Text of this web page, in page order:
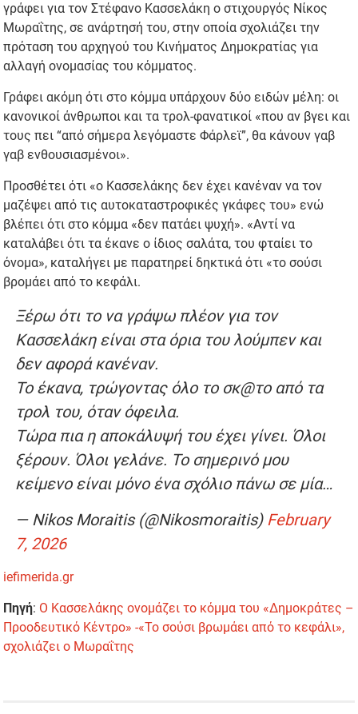
γράφει για τον Στέφανο Κασσελάκη ο στιχουργός Νίκος
Μωραΐτης, σε ανάρτησή του, στην οποία σχολιάζει την
πρόταση του αρχηγού του Κινήματος Δημοκρατίας για
αλλαγή ονομασίας του κόμματος.
Γράφει ακόμη ότι στο κόμμα υπάρχουν δύο ειδών μέλη: οι
κανονικοί άνθρωποι και τα τρολ-φανατικοί «που αν βγει και
τους πει “από σήμερα λεγόμαστε Φάρλεϊ”, θα κάνουν γαβ
γαβ ενθουσιασμένοι».
Προσθέτει ότι «ο Κασσελάκης δεν έχει κανέναν να τον
μαζέψει από τις αυτοκαταστροφικές γκάφες του» ενώ
βλέπει ότι στο κόμμα «δεν πατάει ψυχή». «Αντί να
καταλάβει ότι τα έκανε ο ίδιος σαλάτα, του φταίει το
όνομα», καταλήγει με παρατηρεί δηκτικά ότι «το σούσι
βρομάει από το κεφάλι.
Ξέρω ότι το να γράψω πλέον για τον
Κασσελάκη είναι στα όρια του λούμπεν και
δεν αφορά κανέναν.
Το έκανα, τρώγοντας όλο το σκ@το από τα
τρολ του, όταν όφειλα.
Τώρα πια η αποκάλυψή του έχει γίνει. Όλοι
ξέρουν. Όλοι γελάνε. Το σημερινό μου
κείμενο είναι μόνο ένα σχόλιο πάνω σε μία…
— Nikos Moraitis (@Nikosmoraitis) February
7, 2026
iefimerida.gr
Πηγή: Ο Κασσελάκης ονομάζει το κόμμα του «Δημοκράτες –
Προοδευτικό Κέντρο» -«Το σούσι βρωμάει από το κεφάλι»,
σχολιάζει ο Μωραΐτης